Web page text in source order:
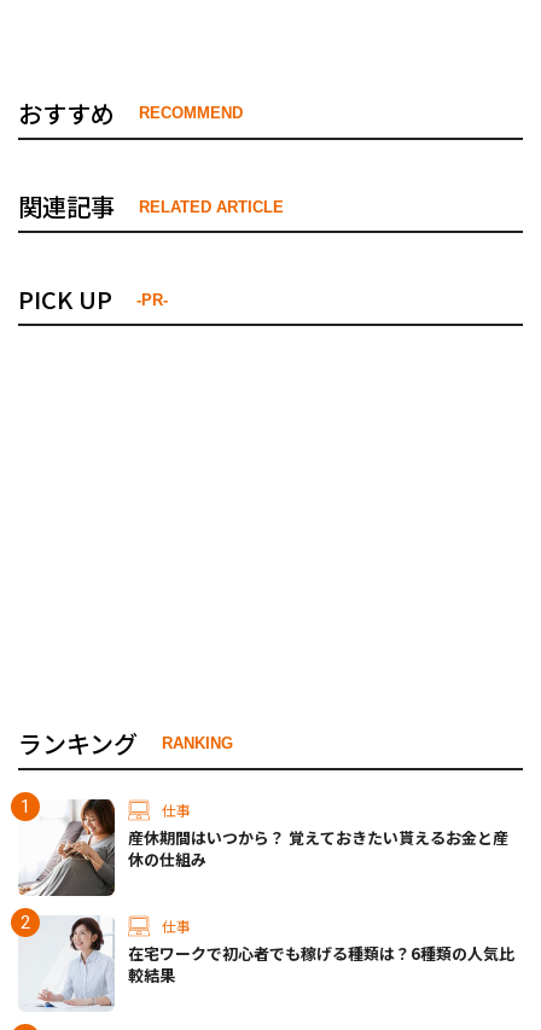
おすすめ RECOMMEND
関連記事 RELATED ARTICLE
PICK UP -PR-
ランキング RANKING
仕事
産休期間はいつから？ 覚えておきたい貰えるお金と産
休の仕組み
仕事
在宅ワークで初心者でも稼げる種類は？6種類の人気比
較結果